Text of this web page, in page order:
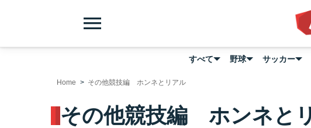
menu
すべて 野球 サッカー
Home その他競技編 ホンネとリアル
その他競技編 ホンネと